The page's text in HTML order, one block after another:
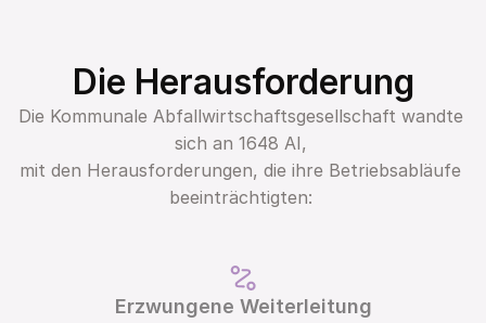
Die Herausforderung
Die Kommunale Abfallwirtschaftsgesellschaft wandte
sich an 1648 AI,
mit den Herausforderungen, die ihre Betriebsabläufe
beeinträchtigten:
Erzwungene Weiterleitung